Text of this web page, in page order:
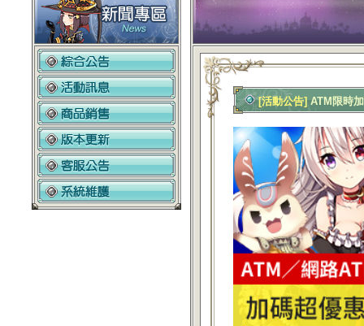
[活動公告] ATM限時